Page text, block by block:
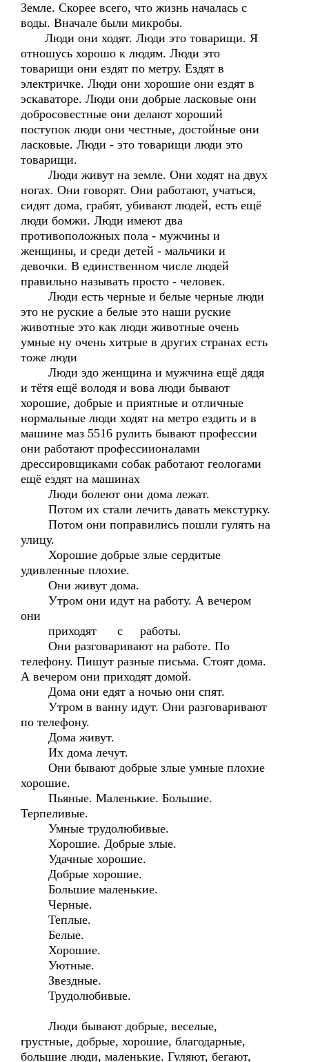
Земле. Скорее всего, что жизнь началась с
воды. Вначале были микробы.
Люди они ходят. Люди это товарищи. Я
отношусь хорошо к людям. Люди это
товарищи они ездят по метру. Ездят в
электричке. Люди они хорошие они ездят в
эскаваторе. Люди они добрые ласковые они
добросовестные они делают хороший
поступок люди они честные, достойные они
ласковые. Люди - это товарищи люди это
товарищи.
Люди живут на земле. Они ходят на двух
ногах. Они говорят. Они работают, учаться,
сидят дома, грабят, убивают людей, есть ещё
люди бомжи. Люди имеют два
противоположных пола - мужчины и
женщины, и среди детей - мальчики и
девочки. В единственном числе людей
правильно называть просто - человек.
Люди есть черные и белые черные люди
это не руские а белые это наши руские
животные это как люди животные очень
умные ну очень хитрые в других странах есть
тоже люди
Люди эдо женщина и мужчина ещё дядя
и тётя ещё володя и вова люди бывают
хорошие, добрые и приятные и отличные
нормальные люди ходят на метро ездить и в
машине маз 5516 рулить бывают профессии
они работают профессиионалами
дрессировщиками собак работают геологами
ещё ездят на машинах
Люди болеют они дома лежат.
Потом их стали лечить давать мекстурку.
Потом они поправились пошли гулять на
улицу.
Хорошие добрые злые сердитые
удивленные плохие.
Они живут дома.
Утром они идут на работу. А вечером
они
приходят с работы.
Они разговаривают на работе. По
телефону. Пишут разные письма. Стоят дома.
А вечером они приходят домой.
Дома они едят а ночью они спят.
Утром в ванну идут. Они разговаривают
по телефону.
Дома живут.
Их дома лечут.
Они бывают добрые злые умные плохие
хорошие.
Пьяные. Маленькие. Большие.
Терпеливые.
Умные трудолюбивые.
Хорошие. Добрые злые.
Удачные хорошие.
Добрые хорошие.
Большие маленькие.
Черные.
Теплые.
Белые.
Хорошие.
Уютные.
Звездные.
Трудолюбивые.
Люди бывают добрые, веселые,
грустные, добрые, хорошие, благодарные,
большие люди, маленькие. Гуляют, бегают,